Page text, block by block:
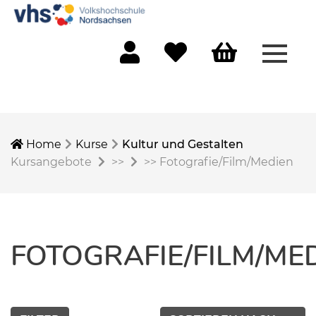
Home Kurse
Kultur und Gestalten
Kursangebote
>> >> Fotografie/Film/Medien
FOTOGRAFIE/FILM/